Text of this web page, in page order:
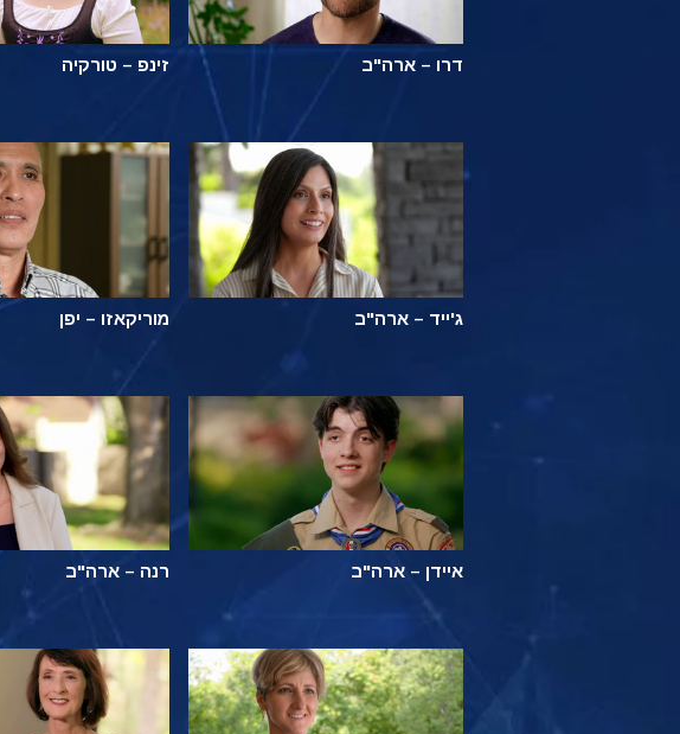
דרו – ארה"ב זינפ – טורקיה
ג'ייד – ארה"ב מוריקאזו – יפן
איידן – ארה"ב רנה – ארה"ב